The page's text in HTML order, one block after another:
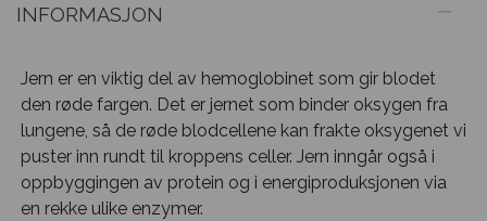
INFORMASJON
Jern er en viktig del av hemoglobinet som gir blodet
den røde fargen. Det er jernet som binder oksygen fra
lungene, så de røde blodcellene kan frakte oksygenet vi
puster inn rundt til kroppens celler. Jern inngår også i
oppbyggingen av protein og i energiproduksjonen via
en rekke ulike enzymer.